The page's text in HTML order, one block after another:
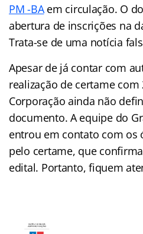
PM -BAem circulação. O
abertura de inscrições na
Trata-se de uma notícia
Apesar de já contar com
realização de certame com
Corporação ainda não
documento. A equipe do
entrou em contato com os
pelo certame, que
edital. Portanto, fiquem